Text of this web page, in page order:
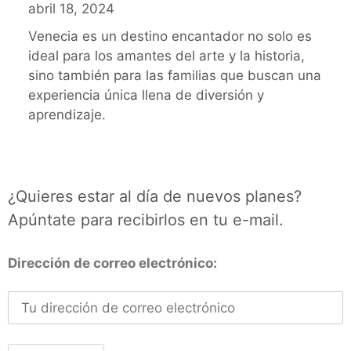
abril 18, 2024
Venecia es un destino encantador no solo es
ideal para los amantes del arte y la historia,
sino también para las familias que buscan una
experiencia única llena de diversión y
aprendizaje.
¿Quieres estar al día de nuevos planes?
Apúntate para recibirlos en tu e-mail.
Dirección de correo electrónico: